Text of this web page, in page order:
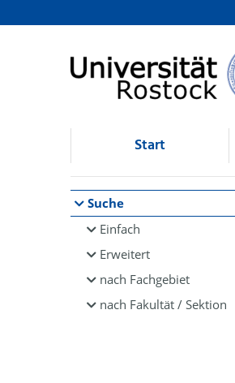
Browsen
direkt zum Inhalt
Start
Suche
Einfach
Erweitert
nach Fachgebiet
nach Fakultät / Sektion